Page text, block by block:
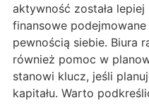
aktywność została lepiej
finansowe
pewnością siebie. Biura
również pomoc w
stanowi klucz, jeśli
kapitału. Warto